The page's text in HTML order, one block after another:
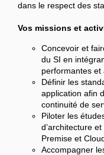
dans le respect des
Vos missions et
Concevoir et
du SI en
performantes et
Définir les
application afin
continuité de
Piloter les
d’architecture
Premise et
Accompagner